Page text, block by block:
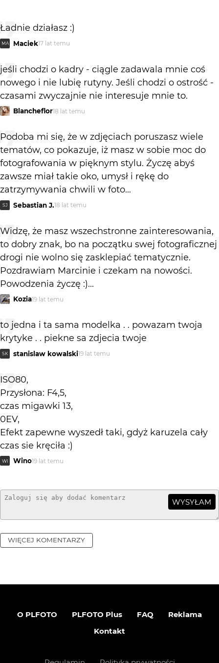
Ładnie działasz :)
MA Maciek17 lat temu
jeśli chodzi o kadry - ciągle zadawala mnie coś
nowego i nie lubię rutyny. Jeśli chodzi o ostrość -
czasami zwyczajnie nie interesuje mnie to.
Blancheflor18 lat temu
Podoba mi się, że w zdjęciach poruszasz wiele
tematów, co pokazuje, iż masz w sobie moc do
fotografowania w pięknym stylu. Życzę abyś
zawsze miał takie oko, umysł i rękę do
zatrzymywania chwili w foto...
SJ Sebastian J.18 lat temu
Widzę, że masz wszechstronne zainteresowania,
to dobry znak, bo na początku swej fotograficznej
drogi nie wolno się zasklepiać tematycznie.
Pozdrawiam Marcinie i czekam na nowości.
Powodzenia życzę :)...
Kozia19 lat temu
to jedna i ta sama modelka . . powazam twoja
krytyke . . piekne sa zdjecia twoje
SK stanislaw kowalski19 lat temu
ISO80,
Przysłona: F4,5,
czas migawki 13,
0EV,
Efekt zapewne wyszedł taki, gdyż karuzela cały
czas sie kręciła :)
WI Wino19 lat temu
WYSYŁAM
WIĘCEJ KOMENTARZY
O PLFOTO PLFOTO Plus FAQ
Reklama
Kontakt